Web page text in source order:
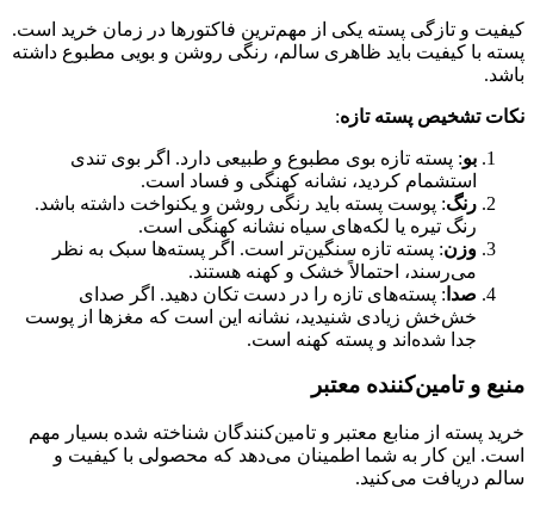
کیفیت و تازگی پسته یکی از مهم‌ترین فاکتورها در زمان خرید است.
پسته با کیفیت باید ظاهری سالم، رنگی روشن و بویی مطبوع داشته
باشد.
نکات تشخیص پسته تازه:
بو: پسته تازه بوی مطبوع و طبیعی دارد. اگر بوی تندی
استشمام کردید، نشانه کهنگی و فساد است.
رنگ: پوست پسته باید رنگی روشن و یکنواخت داشته باشد.
رنگ تیره یا لکه‌های سیاه نشانه کهنگی است.
وزن: پسته تازه سنگین‌تر است. اگر پسته‌ها سبک به نظر
می‌رسند، احتمالاً خشک و کهنه هستند.
صدا : پسته‌های تازه را در دست تکان دهید. اگر صدای
خش‌خش زیادی شنیدید، نشانه این است که مغزها از پوست
جدا شده‌اند و پسته کهنه است.
منبع و تامین‌کننده معتبر
خرید پسته از منابع معتبر و تامین‌کنندگان شناخته شده بسیار مهم
است. این کار به شما اطمینان می‌دهد که محصولی با کیفیت و
سالم دریافت می‌کنید.